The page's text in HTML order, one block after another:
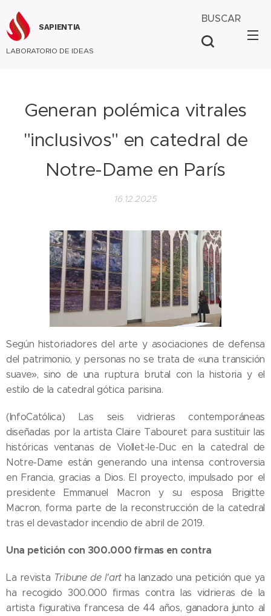
SAPIENTIA
LABORATORIO DE IDEAS
BUSCAR
Generan polémica vitrales
"inclusivos" en catedral de
Notre-Dame en París
16.12.2025
Según historiadores del arte y asociaciones de defensa
del patrimonio, y personas no se trata de «una transición
suave», sino de una ruptura brutal con la historia y el
estilo de la catedral gótica parisina.
(InfoCatólica) Las seis vidrieras contemporáneas
diseñadas por la artista Claire Tabouret para sustituir las
históricas ventanas de Viollet-le-Duc en la catedral de
Notre-Dame están generando una intensa controversia
en Francia, gracias a Dios. El proyecto, impulsado por el
presidente Emmanuel Macron y su esposa Brigitte
Macron, forma parte de la reconstrucción de la catedral
tras el devastador incendio de abril de 2019.
Una petición con 300.000 firmas en contra
La revista Tribune de l'artha lanzado una petición que ya
ha recogido 300.000 firmas contra las vidrieras de la
artista figurativa francesa de 44 años, ganadora junto al